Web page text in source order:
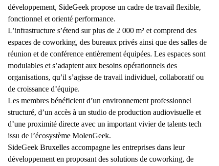
développement, SideGeek propose un cadre de travail flexible,
fonctionnel et orienté performance.
L’infrastructure s’étend sur plus de 2 000 m² et comprend des
espaces de coworking, des bureaux privés ainsi que des salles de
réunion et de conférence entièrement équipées. Les espaces sont
modulables et s’adaptent aux besoins opérationnels des
organisations, qu’il s’agisse de travail individuel, collaboratif ou
de croissance d’équipe.
Les membres bénéficient d’un environnement professionnel
structuré, d’un accès à un studio de production audiovisuelle et
d’une proximité directe avec un important vivier de talents tech
issu de l’écosystème MolenGeek.
SideGeek Bruxelles accompagne les entreprises dans leur
développement en proposant des solutions de coworking, de